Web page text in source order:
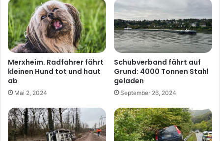
Merxheim. Radfahrer fährt
kleinen Hund tot und haut
ab
Mai 2, 2024
Schubverband fährt auf
Grund: 4000 Tonnen Stahl
geladen
September 26, 2024